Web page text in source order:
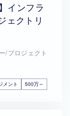
インフラ
ェクトリ
/プロジェクト
メント 500万～